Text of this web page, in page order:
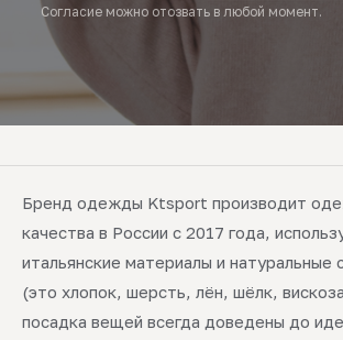
Согласие можно отозвать в любой момент.
Бренд одежды Ktsport производит
качества в России с 2017 года,
итальянские материалы и натуральные
(это хлопок, шерсть, лён, шёлк,
посадка вещей всегда доведены до